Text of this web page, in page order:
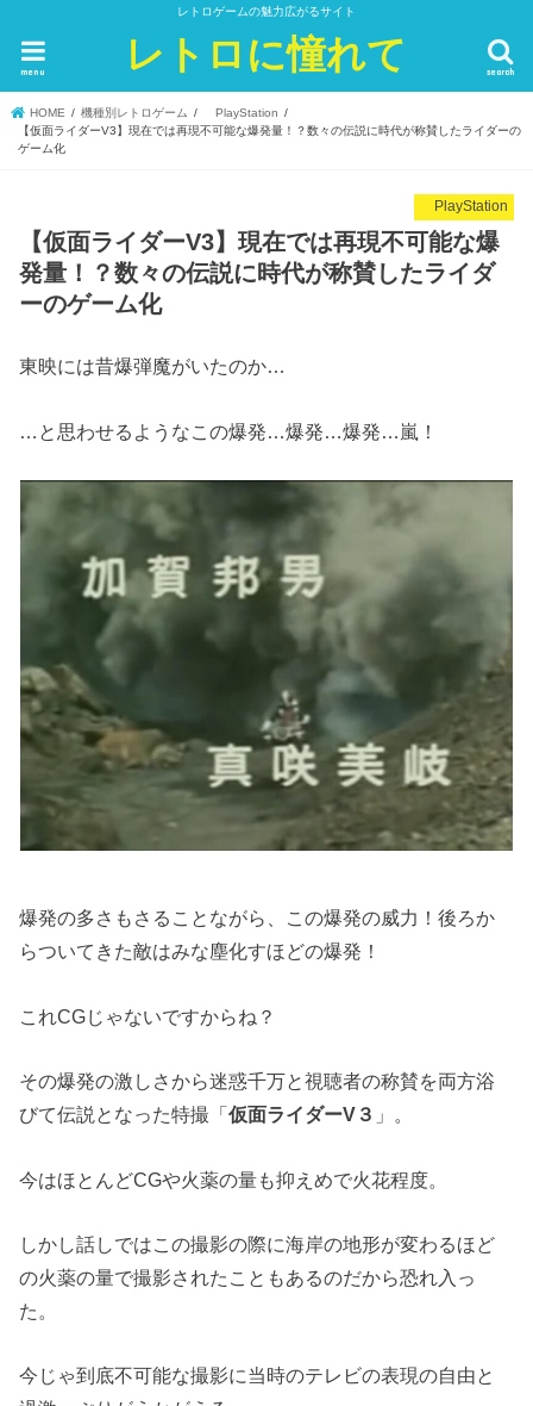
レトロゲームの魅力広がるサイト
レトロに憧れて search
menu
HOME 機種別レトロゲーム
PlayStation
【仮面ライダーV3】現在では再現不可能な爆発量！？数々の伝説に時代が称賛したライダーの
ゲーム化
PlayStation
【仮面ライダーV3】現在では再現不可能な爆
発量！？数々の伝説に時代が称賛したライダ
ーのゲーム化
東映には昔爆弾魔がいたのか…
…と思わせるようなこの爆発…爆発…爆発…嵐！
爆発の多さもさることながら、この爆発の威力！後ろか
らついてきた敵はみな塵化すほどの爆発！
これCGじゃないですからね？
その爆発の激しさから迷惑千万と視聴者の称賛を両方浴
びて伝説となった特撮「仮面ライダーV３ 」。
今はほとんどCGや火薬の量も抑えめで火花程度。
しかし話しではこの撮影の際に海岸の地形が変わるほど
の火薬の量で撮影されたこともあるのだから恐れ入っ
た。
今じゃ到底不可能な撮影に当時のテレビの表現の自由と